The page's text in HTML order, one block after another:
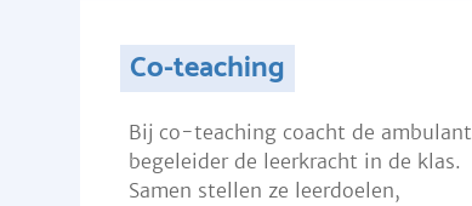
Co-teaching
Bij co-teaching coacht de ambulant
begeleider de leerkracht in de klas.
Samen stellen ze leerdoelen,